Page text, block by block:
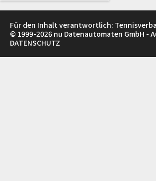
Für den Inhalt verantwortlich:
© 1999-2026 nu Datenautomaten GmbH
DATENSCHUTZ